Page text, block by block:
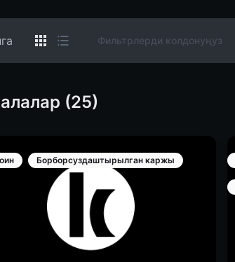
Фильтрлерди колдонуңуз
(25)
Борборсуздаштырылган каржы